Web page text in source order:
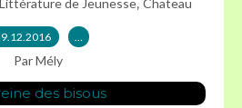
Littérature de Jeunesse Chateau
…
Par Mély